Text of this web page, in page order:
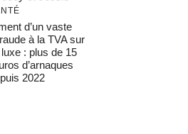
d’un vaste
à la TVA sur
: plus de 15
d’arnaques
2022